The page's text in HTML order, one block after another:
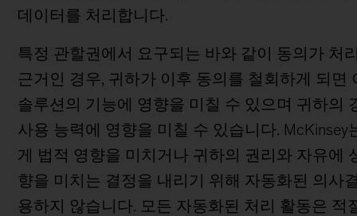
데이터를 처리합니다.
특정 관할권에서 요구되는 바와 같이 동의가 처
근거인 경우, 귀하가 이후 동의를 철회하게 되면
솔루션의 기능에 영향을 미칠 수 있으며 귀하의
사용 능력에 영향을 미칠 수 있습니다. McKinsey
게 법적 영향을 미치거나 귀하의 권리와 자유에
향을 미치는 결정을 내리기 위해 자동화된 의사
용하지 않습니다. 모든 자동화된 처리 활동은 적